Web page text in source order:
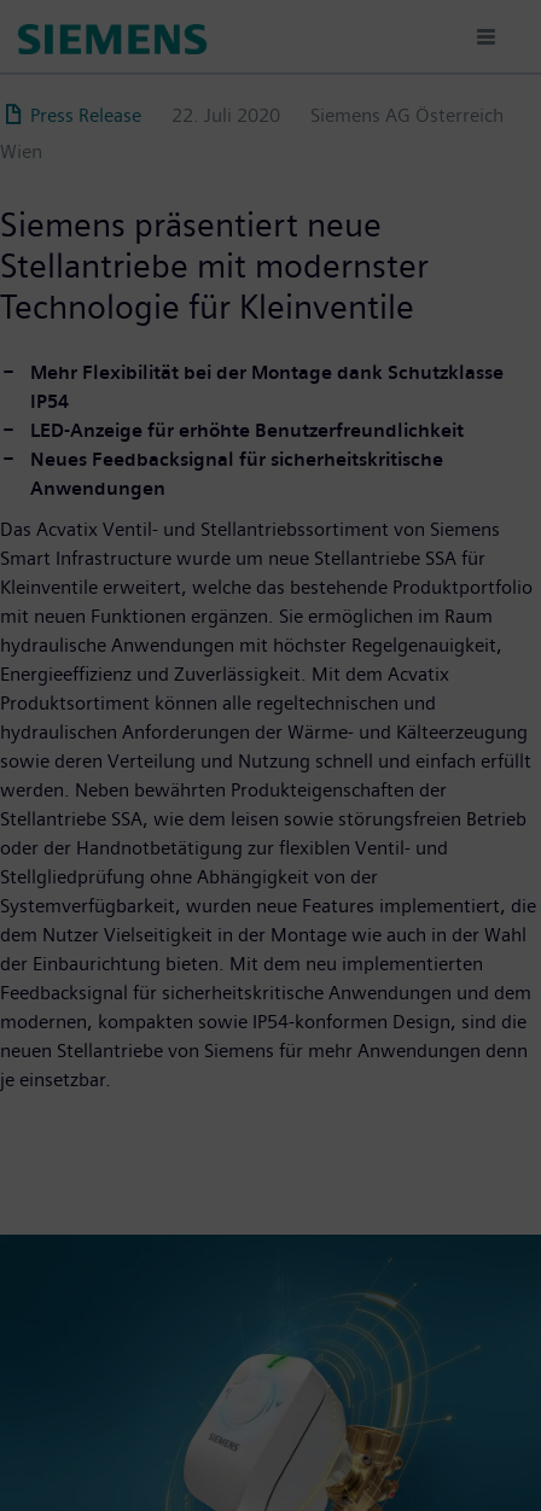
zum
Press Release
22. Juli 2020
Siemens AG Österreich
Wien
Siemens präsentiert neue
Stellantriebe mit modernster
Technologie für Kleinventile
Mehr Flexibilität bei der Montage dank Schutzklasse
IP54
LED-Anzeige für erhöhte Benutzerfreundlichkeit
Neues Feedbacksignal für sicherheitskritische
Anwendungen
Das Acvatix Ventil- und Stellantriebssortiment von Siemens
Smart Infrastructure wurde um neue Stellantriebe SSA für
Kleinventile erweitert, welche das bestehende Produktportfolio
mit neuen Funktionen ergänzen. Sie ermöglichen im Raum
hydraulische Anwendungen mit höchster Regelgenauigkeit,
Energieeffizienz und Zuverlässigkeit. Mit dem Acvatix
Produktsortiment können alle regeltechnischen und
hydraulischen Anforderungen der Wärme- und Kälteerzeugung
sowie deren Verteilung und Nutzung schnell und einfach erfüllt
werden. Neben bewährten Produkteigenschaften der
Stellantriebe SSA, wie dem leisen sowie störungsfreien Betrieb
oder der Handnotbetätigung zur flexiblen Ventil- und
Stellgliedprüfung ohne Abhängigkeit von der
Systemverfügbarkeit, wurden neue Features implementiert, die
dem Nutzer Vielseitigkeit in der Montage wie auch in der Wahl
der Einbaurichtung bieten. Mit dem neu implementierten
Feedbacksignal für sicherheitskritische Anwendungen und dem
modernen, kompakten sowie IP54-konformen Design, sind die
neuen Stellantriebe von Siemens für mehr Anwendungen denn
je einsetzbar.